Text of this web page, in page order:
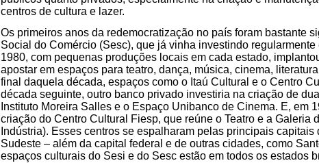
centros de cultura e lazer.
Os primeiros anos da redemocratização no país foram bastante
Social do Comércio (Sesc), que já vinha investindo
1980, com pequenas produções locais em cada estado,
apostar em espaços para teatro, dança, música, cinema,
final daquela década, espaços como o Itaú Cultural e o Centro
década seguinte, outro banco privado investiria na criação de
Instituto Moreira Salles e o Espaço Unibanco de Cinema. E, em
criação do Centro Cultural Fiesp, que reúne o Teatro e a Galeria
Indústria). Esses centros se espalharam pelas principais
Sudeste – além da capital federal e de outras cidades, como
espaços culturais do Sesi e do Sesc estão em todos os estados